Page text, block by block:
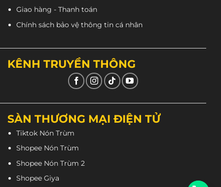
Giao hàng - Thanh toán
Chính sách bảo vệ thông tin cá nhân
KÊNH TRUYỀN THÔNG
SÀN THƯƠNG MẠI ĐIỆN TỬ
Tiktok Nón Trùm
Shopee Nón Trùm
Shopee Nón Trùm 2
Shopee Giya